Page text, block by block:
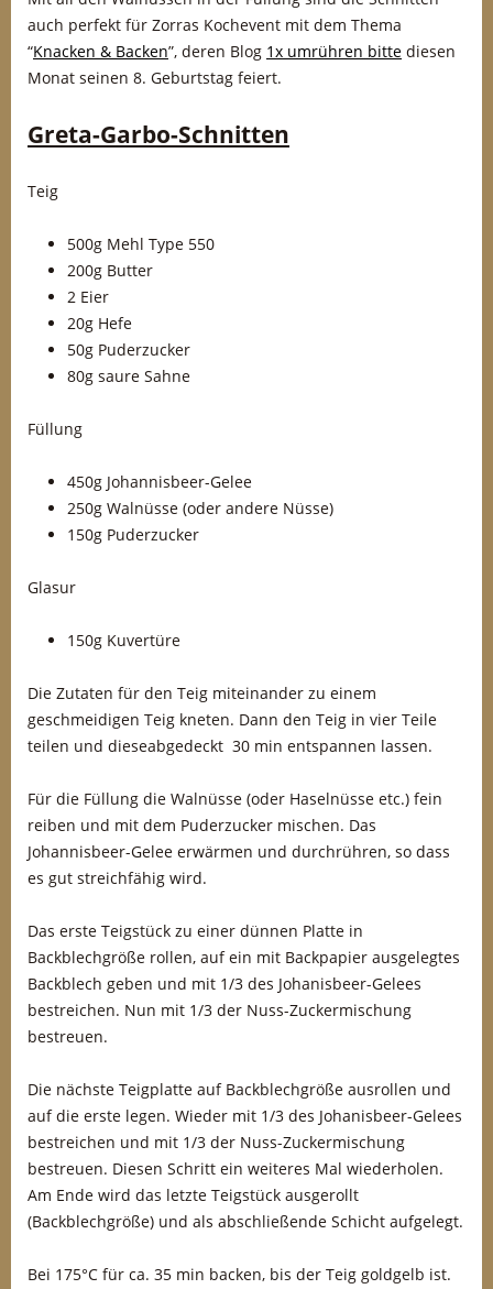
auch perfekt für Zorras Kochevent mit dem Thema
“Knacken & Backen”, deren Blog 1x umrühren bitte diesen
Monat seinen 8. Geburtstag feiert.
Greta-Garbo-Schnitten
Teig
500g Mehl Type 550
200g Butter
2 Eier
20g Hefe
50g Puderzucker
80g saure Sahne
Füllung
450g Johannisbeer-Gelee
250g Walnüsse (oder andere Nüsse)
150g Puderzucker
Glasur
150g Kuvertüre
Die Zutaten für den Teig miteinander zu einem
geschmeidigen Teig kneten. Dann den Teig in vier Teile
teilen und dieseabgedeckt 30 min entspannen lassen.
Für die Füllung die Walnüsse (oder Haselnüsse etc.) fein
reiben und mit dem Puderzucker mischen. Das
Johannisbeer-Gelee erwärmen und durchrühren, so dass
es gut streichfähig wird.
Das erste Teigstück zu einer dünnen Platte in
Backblechgröße rollen, auf ein mit Backpapier ausgelegtes
Backblech geben und mit 1/3 des Johanisbeer-Gelees
bestreichen. Nun mit 1/3 der Nuss-Zuckermischung
bestreuen.
Die nächste Teigplatte auf Backblechgröße ausrollen und
auf die erste legen. Wieder mit 1/3 des Johanisbeer-Gelees
bestreichen und mit 1/3 der Nuss-Zuckermischung
bestreuen. Diesen Schritt ein weiteres Mal wiederholen.
Am Ende wird das letzte Teigstück ausgerollt
(Backblechgröße) und als abschließende Schicht aufgelegt.
Bei 175°C für ca. 35 min backen, bis der Teig goldgelb ist.